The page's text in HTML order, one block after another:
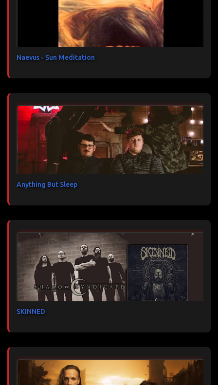
e
sNaevus - Sun Meditation
Anything But Sleep
SKINNED